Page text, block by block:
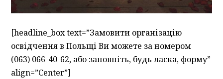
[headline_box text=”Замовити організацію
освідчення в Польщі Ви можете за номером
(063) 066-40-62, або заповніть, будь ласка, форму”
align=”Center”]